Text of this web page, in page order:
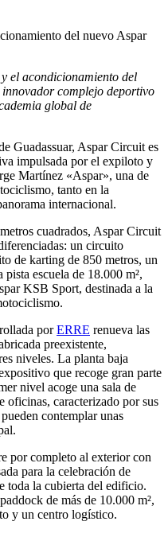
el acondicionamiento del
complejo deportivo
global de
Guadassuar, Aspar Circuit es
impulsada por el expiloto y
Martínez «Aspar», una de
tanto en la
internacional.
cuadrados, Aspar Circuit
un circuito
de karting de 850 metros, un
escuela de 18.000 m²,
KSB Sport, destinada a la
porERRE renueva las
preexistente,
niveles. La planta baja
que recoge gran parte
nivel acoge una sala de
oficinas, caracterizado por sus
contemplar unas
por completo al exterior con
para la celebración de
toda la cubierta del edificio.
de más de 10.000 m²,
y un centro logístico.